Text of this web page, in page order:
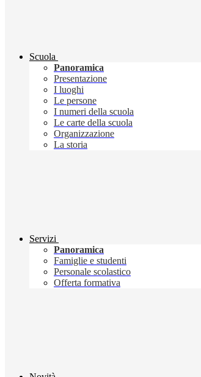
Scuola
Panoramica
Presentazione
I luoghi
Le persone
I numeri della scuola
Le carte della scuola
Organizzazione
La storia
Servizi
Panoramica
Famiglie e studenti
Personale scolastico
Offerta formativa